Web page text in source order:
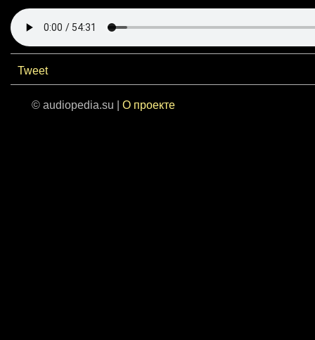
Tweet
© audiopedia.su | О проекте